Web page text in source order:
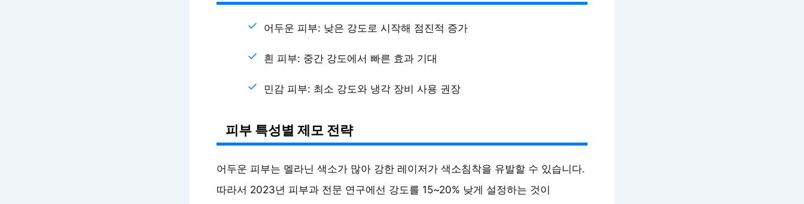
어두운 피부: 낮은 강도로 시작해 점진적 증가
흰 피부: 중간 강도에서 빠른 효과 기대
민감 피부: 최소 강도와 냉각 장비 사용 권장
피부 특성별 제모 전략
어두운 피부는 멜라닌 색소가 많아 강한 레이저가 색소침착을 유발할 수 있습니다.
따라서 2023년 피부과 전문 연구에선 강도를 15~20% 낮게 설정하는 것이